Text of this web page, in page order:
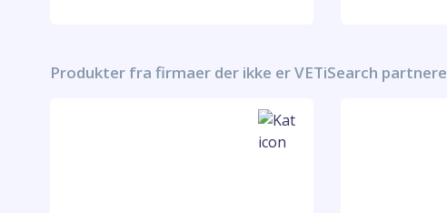
Produkter fra firmaer der ikke er VETiSearch partnere